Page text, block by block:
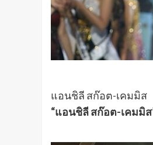
แอนชิลี สก๊อต-เคมมิส
“แอนชิลี สก๊อต-เคมมิส